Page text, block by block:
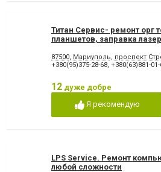
Титан Сервис- ремонт орг
планшетов, заправка
87500, Мариуполь, проспект
+380(95)375-28-68, +380(63)881-01-
12 дуже добре
Я рекомендую
LPS Service. Ремонт
любой сложности